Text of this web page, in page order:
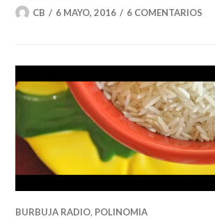
CB 6 MAYO, 2016 6 COMENTARIOS
BURBUJA RADIO, POLINOMIA